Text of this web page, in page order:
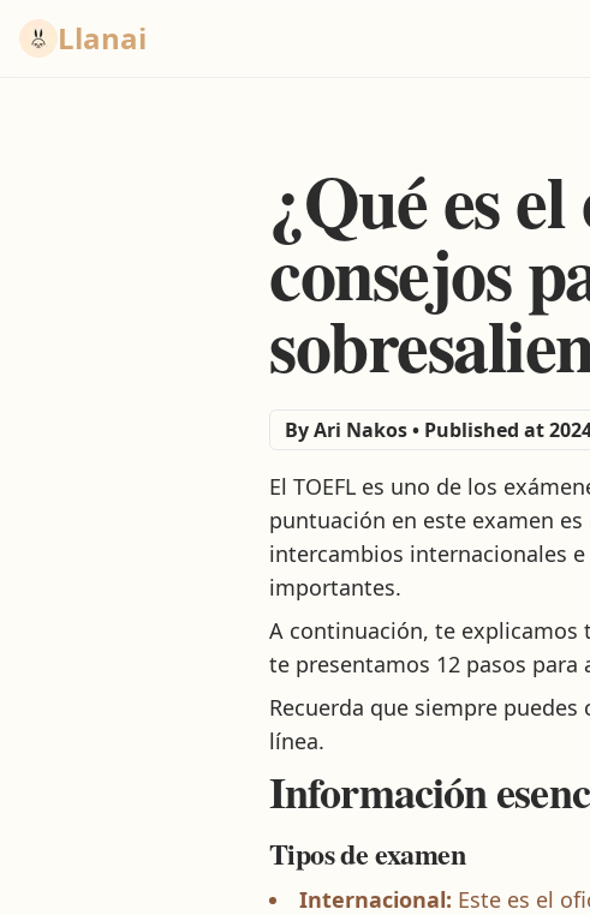
Llanai
¿Qué es
consejos
ByAri Nakos• Published at
El TOEFL es uno de los
puntuación en este examen
intercambios internacionales
importantes.
A continuación, te explicamos
te presentamos 12 pasos para
Recuerda que siempre
línea.
Información
Tipos de examen
Internacional: Este es el